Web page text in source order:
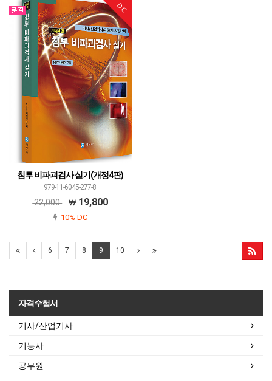
DC
침투 비파괴검사 실기(개정4판)
979-11-6045-277-8
22,000 19,800
10% DC
6 7 8 9 10
자격수험서
기사/산업기사
기능사
공무원